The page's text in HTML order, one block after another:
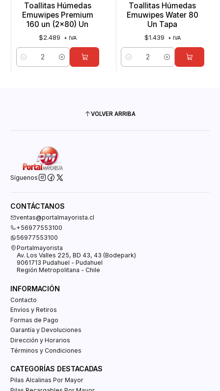
Toallitas Húmedas
Emuwipes Premium
160 un (2x80) Un
$2.489 + IVA
Cantidad
Toallitas Húmedas
Emuwipes Water 80
Un Tapa
$1.439 + IVA
Cantidad
VOLVER ARRIBA
Síguenos
CONTÁCTANOS
ventas@portalmayorista.cl
+56977553100
56977553100
Portalmayorista
Av. Los Valles 225, BD 43, 43 (Bodepark)
9061713 Pudahuel - Pudahuel
Región Metropolitana - Chile
INFORMACIÓN
Contacto
Envíos y Retiros
Formas de Pago
Garantía y Devoluciones
Dirección y Horarios
Términos y Condiciones
CATEGORÍAS DESTACADAS
Pilas Alcalinas Por Mayor